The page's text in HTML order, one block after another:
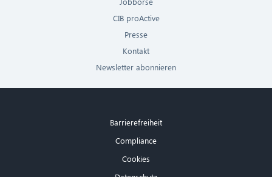
CIB proActive
Presse
Kontakt
Newsletter abonnieren
Barrierefreiheit
Compliance
Cookies